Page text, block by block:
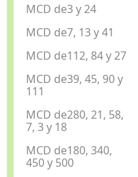
MCD de3 y 24
MCD de7, 13 y 41
MCD de112, 84 y 27
MCD de39, 45, 90 y
111
MCD de280, 21, 58,
7, 3 y 18
MCD de180, 340,
450 y 500